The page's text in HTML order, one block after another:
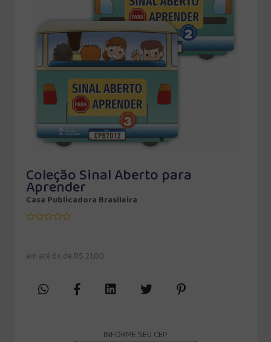
Coleção Sinal Aberto para
Aprender
Casa Publicadora Brasileira
em até 6x de R$ 21,00
INFORME SEU CEP